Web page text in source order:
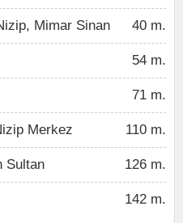
Mimar Sinan 40 m.
54 m.
71 m.
Merkez 110 m.
Sultan 126 m.
142 m.